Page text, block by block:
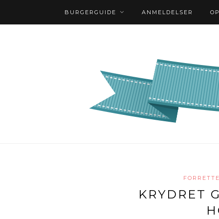
BURGERGUIDE ANMELDELSER
KRYDRET